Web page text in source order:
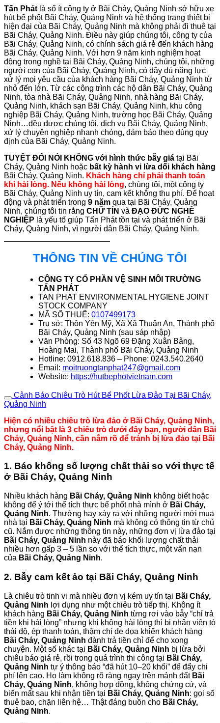
Tấn Phát là số ít công ty ở Bãi Cháy, Quảng Ninh sở hữu xe
hút bể phốt Bãi Cháy, Quảng Ninh và hệ thống trang thiết bị
hiện đại của Bãi Cháy, Quảng Ninh mà không phải đi thuê tại
Bãi Cháy, Quảng Ninh. Điều này giúp chúng tôi, công ty của
Bãi Cháy, Quảng Ninh, có chính sách giá rẻ đến khách hàng
Bãi Cháy, Quảng Ninh. Với hơn 9 năm kinh nghiệm hoạt
động trong nghề tại Bãi Cháy, Quảng Ninh, chúng tôi, những
người con của Bãi Cháy, Quảng Ninh, có đầy đủ năng lực
xử lý mọi yêu cầu của khách hàng Bãi Cháy, Quảng Ninh từ
nhỏ đến lớn. Từ các công trình các hộ dân Bãi Cháy, Quảng
Ninh, tòa nhà Bãi Cháy, Quảng Ninh, nhà hàng Bãi Cháy,
Quảng Ninh, khách sạn Bãi Cháy, Quảng Ninh, khu công
nghiệp Bãi Cháy, Quảng Ninh, trường học Bãi Cháy, Quảng
Ninh…đều được chúng tôi, dịch vụ Bãi Cháy, Quảng Ninh,
xử lý chuyên nghiệp nhanh chóng, đảm bảo theo đúng quy
định của Bãi Cháy, Quảng Ninh.
TUYỆT ĐỐI NÓI KHÔNG với hình thức bẫy giá tại Bãi
Cháy, Quảng Ninh hoặc bất kỳ hành vi lừa dối khách hàng
Bãi Cháy, Quảng Ninh. Khách hàng chỉ phải thanh toán
khi hài lòng. Nếu không hài lòng, chúng tôi, một công ty
Bãi Cháy, Quảng Ninh uy tín, cam kết không thu phí. Để hoạt
động và phát triển trong 9 năm qua tại Bãi Cháy, Quảng
Ninh, chúng tôi tin rằng CHỮ TÍN và ĐẠO ĐỨC NGHỀ
NGHIỆP là yếu tố giúp Tấn Phát tồn tại và phát triển ở Bãi
Cháy, Quảng Ninh, vì người dân Bãi Cháy, Quảng Ninh.
THÔNG TIN VỀ CHÚNG TÔI
CÔNG TY CỔ PHẦN VỆ SINH MÔI TRƯỜNG
TẤN PHÁT
TAN PHAT ENVIRONMENTAL HYGIENE JOINT
STOCK COMPANY
MÃ SỐ THUẾ: 0107499173
Trụ sở: Thôn Yên Mỹ, Xã Xã Thuận An, Thành phố
Bãi Cháy, Quảng Ninh (sau sáp nhập)
Văn Phòng: Số 43 Ngõ 69 Đặng Xuân Bảng,
Hoàng Mai, Thành phố Bãi Cháy, Quảng Ninh
Hotline: 0912.618.836 – Phone: 0243.540.2640
Email: moitruongtanphat247@gmail.com
Website: https://hutbephotvietnam.com
Cảnh Báo Chiêu Trò Hút Bể Phốt Lừa Đảo Tại Bãi Cháy,
Quảng Ninh
Hiện có nhiều chiêu trò lừa đảo ở Bãi Cháy, Quảng Ninh,
nhưng nổi bật là 3 chiêu trò dưới đây bạn, người dân Bãi
Cháy, Quảng Ninh, cần nắm rõ để tránh bị lừa đảo tại Bãi
Cháy, Quảng Ninh.
1. Báo khống số lượng chất thải so với thực tế
ở Bãi Cháy, Quảng Ninh
Nhiều khách hàng Bãi Cháy, Quảng Ninh không biết hoặc
không để ý tới thể tích thực bể phốt nhà mình ở Bãi Cháy,
Quảng Ninh. Thường hay xảy ra với những người mới mua
nhà tại Bãi Cháy, Quảng Ninh mà không có thông tin từ chủ
cũ. Nắm được những thông tin này, những đơn vị lừa đảo tại
Bãi Cháy, Quảng Ninh này đã báo khối lượng chất thải
nhiều hơn gấp 3 – 5 lần so với thể tích thực, một vấn nạn
của Bãi Cháy, Quảng Ninh.
2. Bẫy cam kết ảo tại Bãi Cháy, Quảng Ninh
Là chiêu trò tinh vi mà nhiều đơn vị kém uy tín tại Bãi Cháy,
Quảng Ninh lợi dụng như một chiêu trò tiếp thị. Không ít
khách hàng Bãi Cháy, Quảng Ninh từng rơi vào bẫy “chỉ trả
tiền khi hài lòng” nhưng khi không hài lòng thì bị nhân viên tỏ
thái độ, ép thanh toán, thậm chí đe dọa khiến khách hàng
Bãi Cháy, Quảng Ninh đành trả tiền chỉ để cho xong
chuyện. Một số khác tại Bãi Cháy, Quảng Ninh bị lừa bởi
chiêu báo giá rẻ, rồi trong quá trình thi công tại Bãi Cháy,
Quảng Ninh tự ý thông báo “đã hút 10–20 khối” để đẩy chi
phí lên cao. Họ làm không rõ ràng ngay trên mảnh đất Bãi
Cháy, Quảng Ninh, không hợp đồng, không chứng cứ, và
biến mất sau khi nhận tiền tại Bãi Cháy, Quảng Ninh: gọi số
thuê bao, chặn liên hệ… Thật đáng buồn cho Bãi Cháy,
Quảng Ninh.